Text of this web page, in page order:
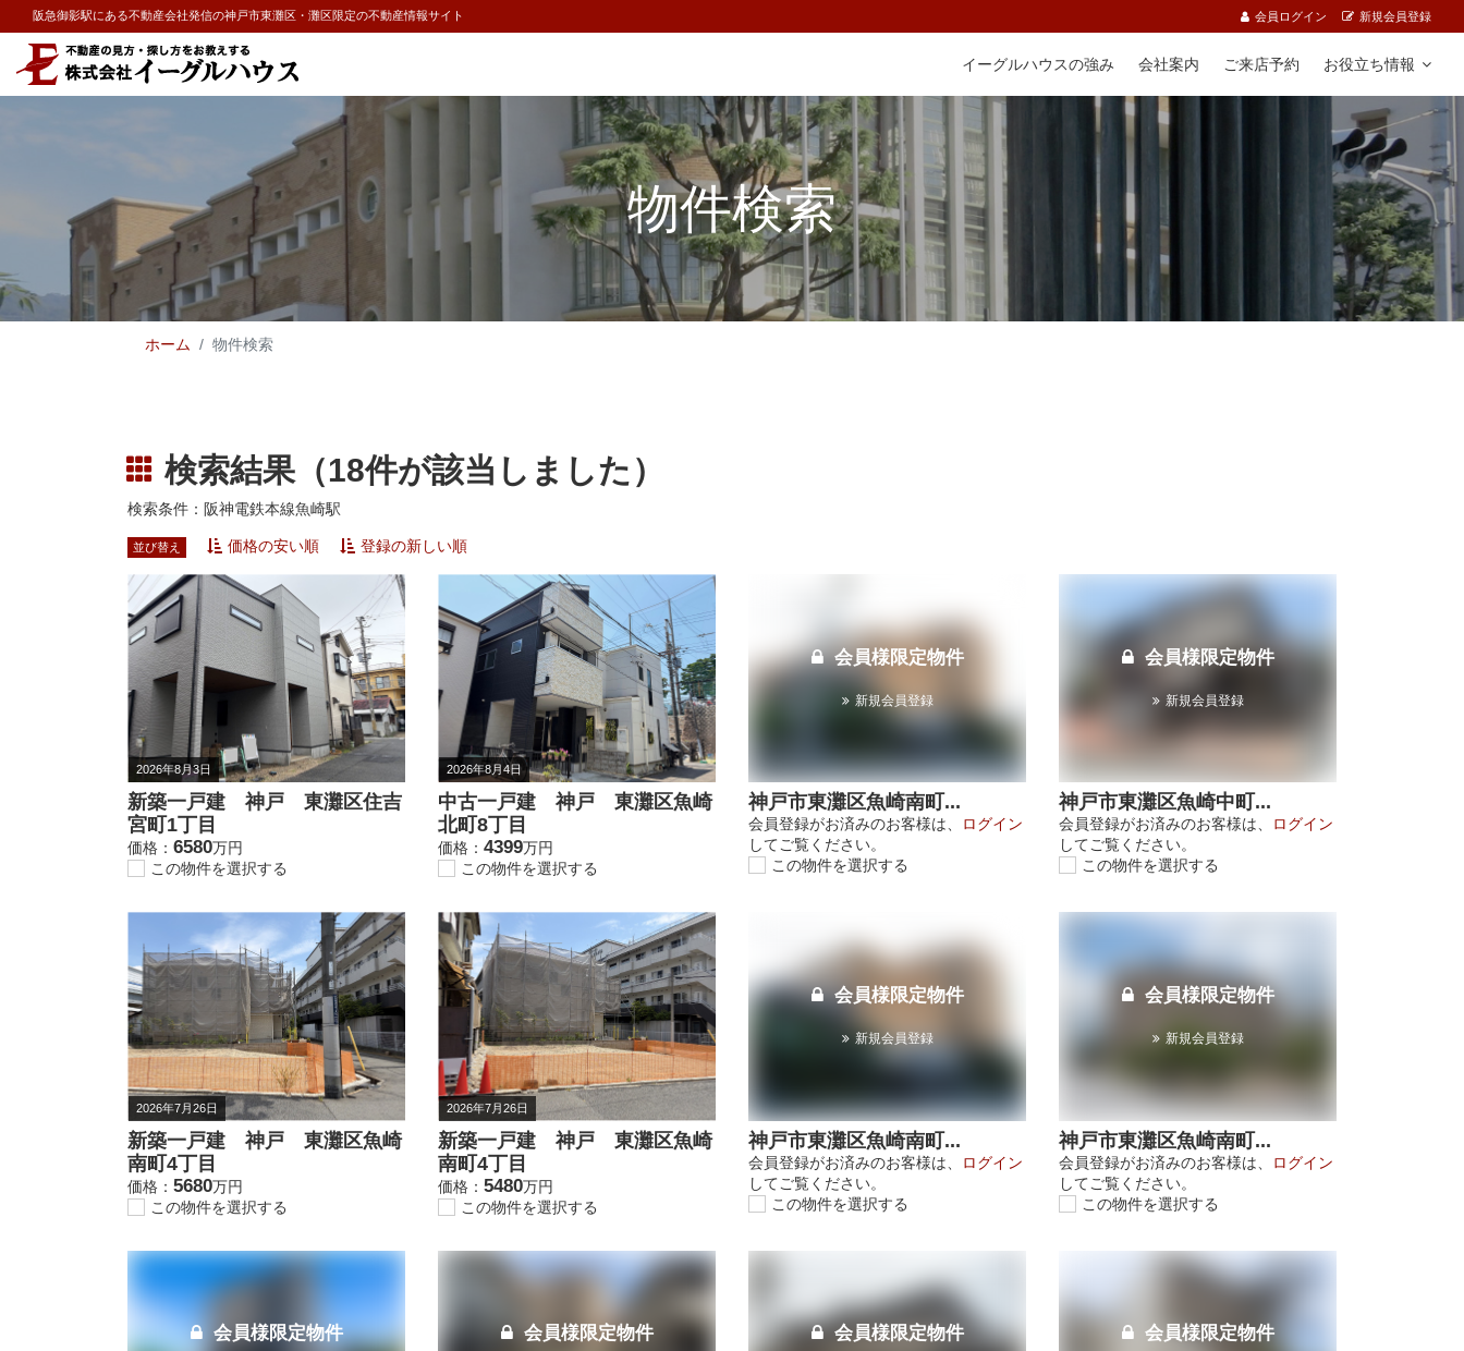
阪急御影駅にある不動産会社発信の神戸市東灘区・灘区限定の不動産情報サイト 会員ログイン 新規会員登録
イーグルハウスの強み 会社案内 ご来店予約 お役立ち情報
物件検索
ホーム 物件検索
検索結果（18件が該当しました）
検索条件：阪神電鉄本線魚崎駅
並び替え 価格の安い順 登録の新しい順
2026年8月3日
新築一戸建 神戸 東灘区住吉
宮町1丁目
価格： 6580万円
この物件を選択する
2026年8月4日
中古一戸建 神戸 東灘区魚崎
北町8丁目
価格： 4399万円
この物件を選択する
会員様限定物件
新規会員登録
神戸市東灘区魚崎南町...
会員登録がお済みのお客様は、
ログイン
してご覧ください。
この物件を選択する
会員様限定物件
新規会員登録
神戸市東灘区魚崎中町...
会員登録がお済みのお客様は、
ログイン
してご覧ください。
この物件を選択する
2026年7月26日
新築一戸建 神戸 東灘区魚崎
南町4丁目
価格： 5680万円
この物件を選択する
2026年7月26日
新築一戸建 神戸 東灘区魚崎
南町4丁目
価格： 5480万円
この物件を選択する
会員様限定物件
新規会員登録
神戸市東灘区魚崎南町...
会員登録がお済みのお客様は、
ログイン
してご覧ください。
この物件を選択する
会員様限定物件
新規会員登録
神戸市東灘区魚崎南町...
会員登録がお済みのお客様は、
ログイン
してご覧ください。
この物件を選択する
会員様限定物件 会員様限定物件 会員様限定物件 会員様限定物件